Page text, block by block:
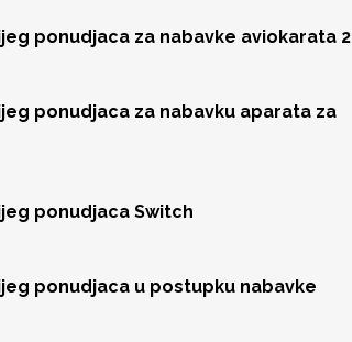
ponudjaca za nabavke aviokarata 2
ponudjaca za nabavku aparata za
ponudjaca Switch
ponudjaca u postupku nabavke